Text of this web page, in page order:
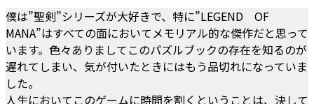
僕は”聖剣”シリーズが大好きで、特に”LEGEND OF
MANA”はすべての面においてメモリアル的な傑作だと思って
います。色々ありましてこのパズルブックの存在を知るのが
遅れてしまい、気が付いたときにはもう品切れになっていま
した。
人生においてこのゲームに時間を割くということは、決して